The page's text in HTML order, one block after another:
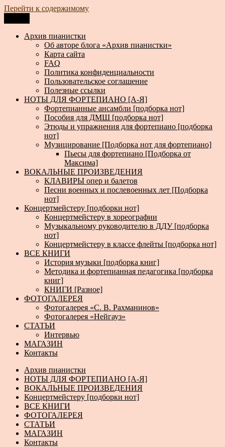
Перейти к содержимому
Архив пианистки
Всё для пианистов: ноты, книги, музыка, статьи…
Архив пианистки
Об авторе блога «Архив пианистки»
Карта сайта
FAQ
Политика конфиденциальности
Пользовательское соглашение
Полезные ссылки
НОТЫ ДЛЯ ФОРТЕПИАНО [А-Я]
Фортепианные ансамбли [подборка нот]
Пособия для ДМШ [подборка нот]
Этюды и упражнения для фортепиано [подборка
нот]
Музицирование [Подборка нот для фортепиано]
Пьесы для фортепиано [Подборка от
Максима]
ВОКАЛЬНЫЕ ПРОИЗВЕДЕНИЯ
КЛАВИРЫ опер и балетов
Песни военных и послевоенных лет [Подборка
нот]
Концертмейстеру [подборки нот]
Концертмейстеру в хореографии
Музыкальному руководителю в ДДУ [подборка
нот]
Концертмейстеру в классе флейты [подборка нот]
ВСЕ КНИГИ
История музыки [подборка книг]
Методика и фортепианная педагогика [подборка
книг]
КНИГИ [Разное]
ФОТОГАЛЕРЕЯ
Фотогалерея «С. В. Рахманинов»
Фотогалерея «Нейгауз»
СТАТЬИ
Интервью
МАГАЗИН
Контакты
Архив пианистки
НОТЫ ДЛЯ ФОРТЕПИАНО [А-Я]
ВОКАЛЬНЫЕ ПРОИЗВЕДЕНИЯ
Концертмейстеру [подборки нот]
ВСЕ КНИГИ
ФОТОГАЛЕРЕЯ
СТАТЬИ
МАГАЗИН
Контакты